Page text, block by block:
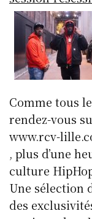
Comme tous
rendez-vous
www.rcv-
, plus d’une
culture
Une sélection
des